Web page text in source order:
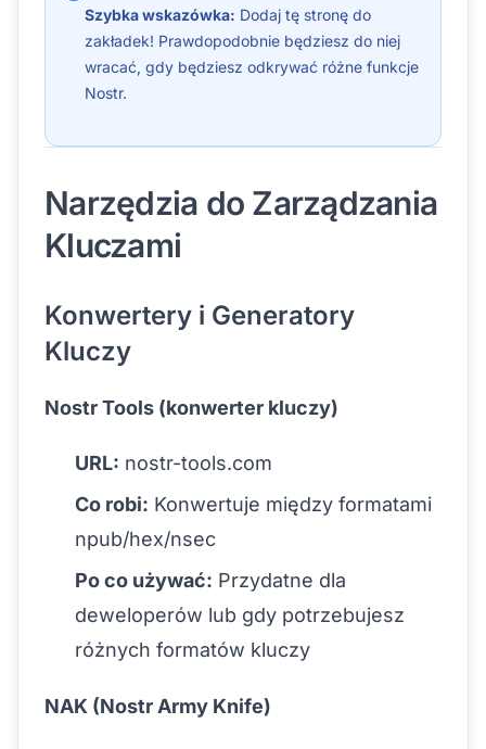
Szybka wskazówka: Dodaj tę stronę do
zakładek! Prawdopodobnie będziesz do niej
wracać, gdy będziesz odkrywać różne funkcje
Nostr.
Narzędzia do Zarządzania
Kluczami
Konwertery i Generatory
Kluczy
Nostr Tools (konwerter kluczy)
URL: nostr-tools.com
Co robi: Konwertuje między formatami
npub/hex/nsec
Po co używać: Przydatne dla
deweloperów lub gdy potrzebujesz
różnych formatów kluczy
NAK (Nostr Army Knife)